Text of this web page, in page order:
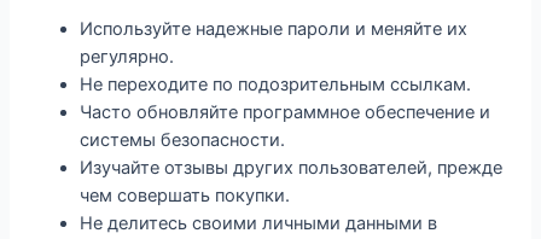
Используйте надежные пароли и меняйте их
регулярно.
Не переходите по подозрительным ссылкам.
Часто обновляйте программное обеспечение и
системы безопасности.
Изучайте отзывы других пользователей, прежде
чем совершать покупки.
Не делитесь своими личными данными в